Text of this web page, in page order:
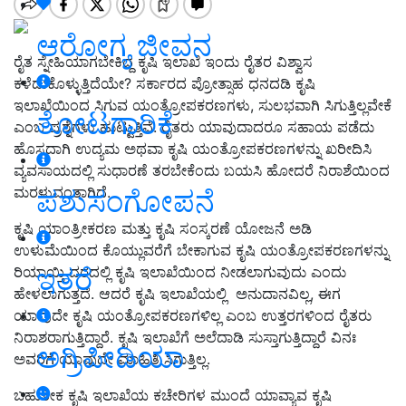
ಆರೋಗ್ಯ ಜೀವನ
ತೋಟಗಾರಿಕೆ
ಪಶುಸಂಗೋಪನೆ
ಇತರೆ
ಅಗ್ರಿಪೀಡಿಯಾ
ರೈತ ಸ್ನೇಹಿಯಾಗಬೇಕಿದ್ದ ಕೃಷಿ ಇಲಾಖೆ ಇಂದು ರೈತರ ವಿಶ್ವಾಸ
ಕಳೆದುಕೊಳ್ಳುತ್ತಿದೆಯೇ? ಸರ್ಕಾರದ ಪ್ರೋತ್ಸಾಹ ಧನದಡಿ ಕೃಷಿ
ಇಲಾಖೆಯಿಂದ ಸಿಗುವ ಯಂತ್ರೋಪಕರಣಗಳು, ಸುಲಭವಾಗಿ ಸಿಗುತ್ತಿಲ್ಲವೇಕೆ
ಎಂಬ ಪ್ರಶ್ನೆಗಳು ಹುಟ್ಟುತ್ತಿವೆ. ರೈತರು ಯಾವುದಾದರೂ ಸಹಾಯ ಪಡೆದು
ಹೊಸದಾಗಿ ಉದ್ಯಮ ಅಥವಾ ಕೃಷಿ ಯಂತ್ರೋಪಕರಣಗಳನ್ನು ಖರೀದಿಸಿ
ವ್ಯವಸಾಯದಲ್ಲಿ ಸುಧಾರಣೆ ತರಬೇಕೆಂದು ಬಯಸಿ ಹೋದರೆ ನಿರಾಶೆಯಿಂದ
ಮರಳುವಂತಾಗಿದೆ.
ಕೃಷಿ ಯಾಂತ್ರೀಕರಣ ಮತ್ತು ಕೃಷಿ ಸಂಸ್ಕರಣೆ ಯೋಜನೆ ಅಡಿ
ಉಳುಮೆಯಿಂದ ಕೊಯ್ಲುವರೆಗೆ ಬೇಕಾಗುವ ಕೃಷಿ ಯಂತ್ರೋಪಕರಣಗಳನ್ನು
ರಿಯಾಯ್ತಿ ದರದಲ್ಲಿ ಕೃಷಿ ಇಲಾಖೆಯಿಂದ ನೀಡಲಾಗುವುದು ಎಂದು
ಹೇಳಲಾಗುತ್ತದೆ. ಆದರೆ ಕೃಷಿ ಇಲಾಖೆಯಲ್ಲಿ ಅನುದಾನವಿಲ್ಲ, ಈಗ
ಯಾವುದೇ ಕೃಷಿ ಯಂತ್ರೋಪಕರಣಗಳಿಲ್ಲ ಎಂಬ ಉತ್ತರಗಳಿಂದ ರೈತರು
ನಿರಾಶರಾಗುತ್ತಿದ್ದಾರೆ. ಕೃಷಿ ಇಲಾಖೆಗೆ ಅಲೆದಾಡಿ ಸುಸ್ತಾಗುತ್ತಿದ್ದಾರೆ ವಿನಃ
ಅವರಿಗೆ ಯಾವುದೇ ಮಾಹಿತಿ ಸಿಗುತ್ತಿಲ್ಲ.
ಬಹುತೇಕ ಕೃಷಿ ಇಲಾಖೆಯ ಕಚೇರಿಗಳ ಮುಂದೆ ಯಾವ್ಯಾವ ಕೃಷಿ